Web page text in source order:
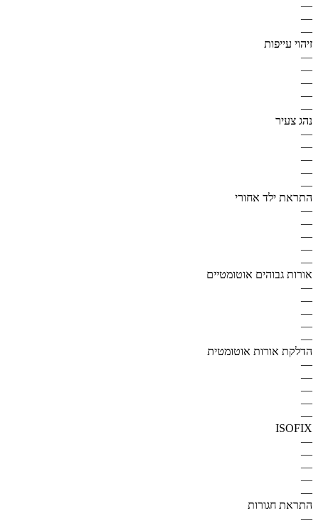
—
—
—
זיהוי עייפות
—
—
—
—
—
נהג צעיר
—
—
—
—
—
התראת ילד אחורי
—
—
—
—
—
אורות גבוהים אוטומטיים
—
—
—
—
—
הדלקת אורות אוטומטית
—
—
—
—
—
ISOFIX
—
—
—
—
—
התראת חגורות
—